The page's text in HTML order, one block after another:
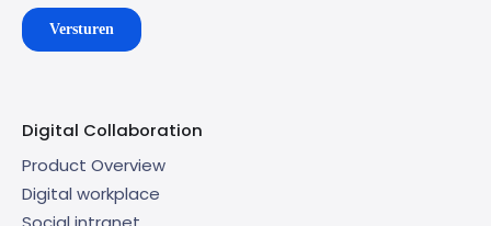
Digital Collaboration
Product Overview
Digital workplace